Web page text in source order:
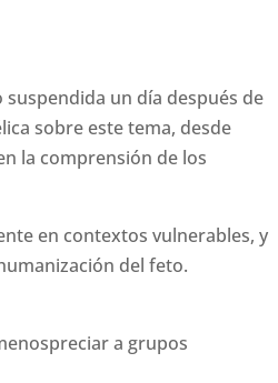
suspendida un día después de
sobre este tema, desde
la comprensión de los
en contextos vulnerables, y
del feto.
a grupos